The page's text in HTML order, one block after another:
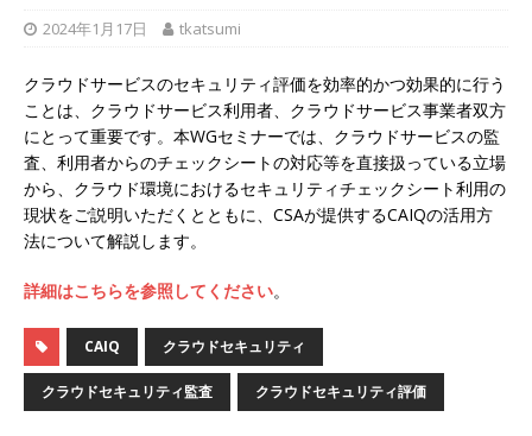
2024年1月17日 tkatsumi
クラウドサービスのセキュリティ評価を効率的かつ効果的に行う
ことは、クラウドサービス利用者、クラウドサービス事業者双方
にとって重要です。本WGセミナーでは、クラウドサービスの監
査、利用者からのチェックシートの対応等を直接扱っている立場
から、クラウド環境におけるセキュリティチェックシート利用の
現状をご説明いただくとともに、CSAが提供するCAIQの活用方
法について解説します。
詳細はこちらを参照してください。
CAIQ クラウドセキュリティ
クラウドセキュリティ監査 クラウドセキュリティ評価